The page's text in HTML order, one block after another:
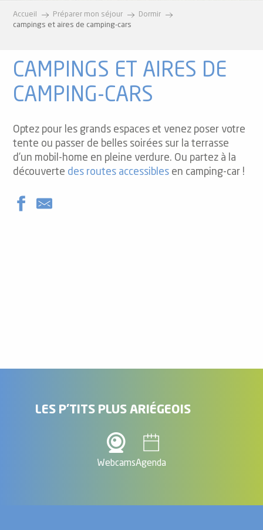
Accueil Préparer mon séjour
Dormir
campings et aires de camping-cars
CAMPINGS ET AIRES DE
CAMPING-CARS
Optez pour les grands espaces et venez poser votre
tente ou passer de belles soirées sur la terrasse
d’un mobil-home en pleine verdure. Ou partez à la
découverte des routes accessibles en camping-car !
Camping Le Pas de L'Ours
LES P'TITS PLUS ARIÉGEOIS
WebcamsAgenda